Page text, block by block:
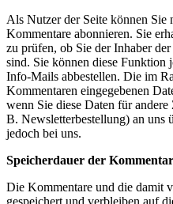
Als Nutzer der Seite können Sie
Kommentare abonnieren. Sie
zu prüfen, ob Sie der Inhaber
sind. Sie können diese Funktion
Info-Mails abbestellen. Die im
Kommentaren eingegebenen
wenn Sie diese Daten für
B. Newsletterbestellung) an uns
jedoch bei uns.
Speicherdauer der
Die Kommentare und die damit
gespeichert und verbleiben auf